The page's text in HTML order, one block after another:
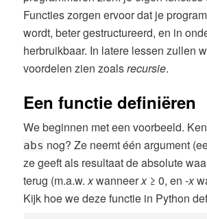
Functies zorgen ervoor dat je
wordt, beter gestructureerd, en in
herbruikbaar. In latere lessen zullen
voordelen zien zoalsrecursie.
Een functie definiëren
We beginnen met een voorbeeld.
abs nog? Ze neemt één argument
ze geeft als resultaat de absolute
terug (m.a.w.xwanneerx ≥ 0, en -x
Kijk hoe we deze functie in Python